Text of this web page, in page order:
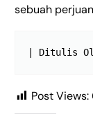
sebuah
| Ditulis
Post Views: